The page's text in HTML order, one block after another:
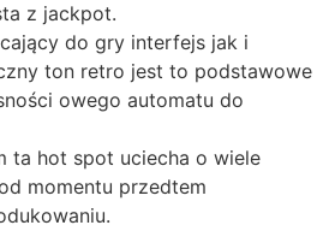
z jackpot.
do gry interfejs jak i
ton retro jest to podstawowe
owego automatu do
ta hot spot uciecha o wiele
momentu przedtem